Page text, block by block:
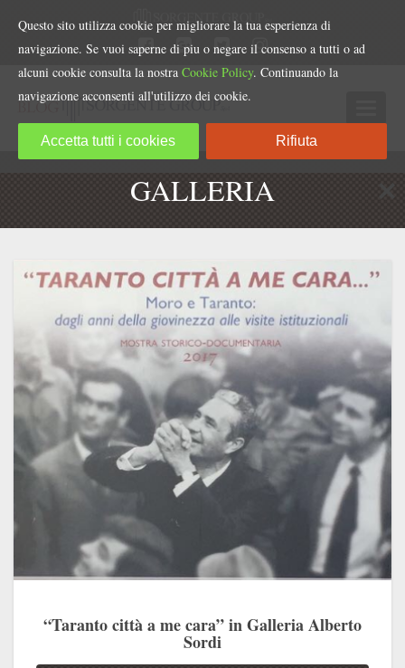
GALLERIA
“Taranto città a me cara” in Galleria Alberto
Sordi
Questo sito utilizza cookie per migliorare la tua esperienza di
navigazione. Se vuoi saperne di piu o negare il consenso a tutti o ad
alcuni cookie consulta la nostra Cookie Policy. Continuando la
navigazione acconsenti all'utilizzo dei cookie.
Accetta tutti i cookies Rifiuta